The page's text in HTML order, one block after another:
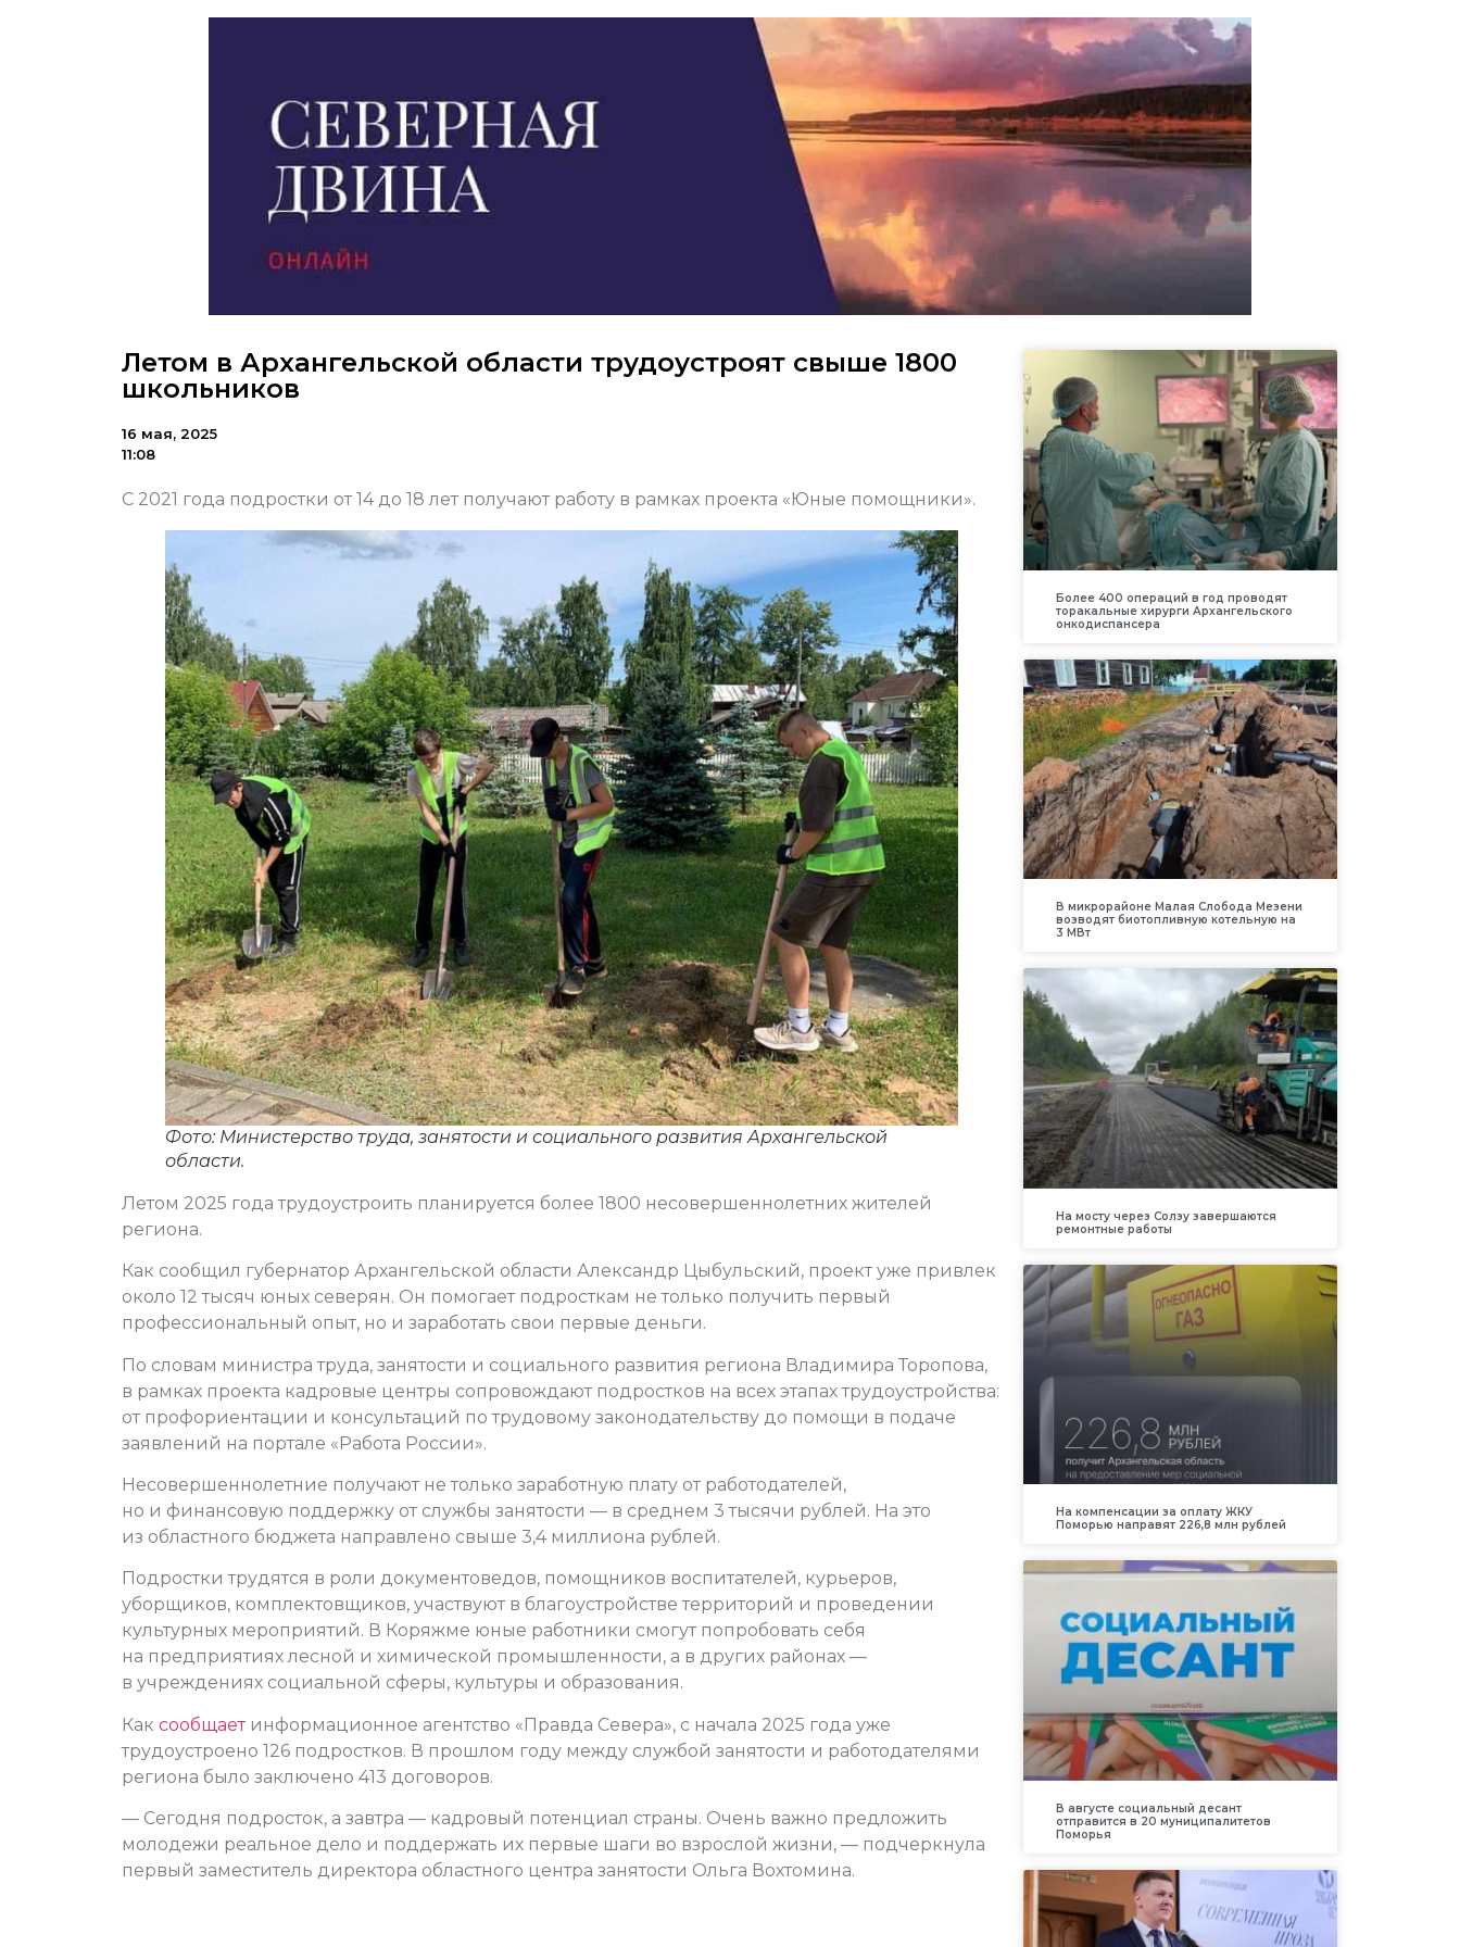
Летом в Архангельской области трудоустроят свыше 1800
школьников
16 мая, 2025
11:08
С 2021 года подростки от 14 до 18 лет получают работу в рамках проекта «Юные помощники».
Фото: Министерство труда, занятости и социального развития Архангельской
области.
Летом 2025 года трудоустроить планируется более 1800 несовершеннолетних жителей
региона.
Как сообщил губернатор Архангельской области Александр Цыбульский, проект уже привлек
около 12 тысяч юных северян. Он помогает подросткам не только получить первый
профессиональный опыт, но и заработать свои первые деньги.
По словам министра труда, занятости и социального развития региона Владимира Торопова,
в рамках проекта кадровые центры сопровождают подростков на всех этапах трудоустройства:
от профориентации и консультаций по трудовому законодательству до помощи в подаче
заявлений на портале «Работа России».
Несовершеннолетние получают не только заработную плату от работодателей,
но и финансовую поддержку от службы занятости — в среднем 3 тысячи рублей. На это
из областного бюджета направлено свыше 3,4 миллиона рублей.
Подростки трудятся в роли документоведов, помощников воспитателей, курьеров,
уборщиков, комплектовщиков, участвуют в благоустройстве территорий и проведении
культурных мероприятий. В Коряжме юные работники смогут попробовать себя
на предприятиях лесной и химической промышленности, а в других районах —
в учреждениях социальной сферы, культуры и образования.
Как сообщает информационное агентство «Правда Севера», с начала 2025 года уже
трудоустроено 126 подростков. В прошлом году между службой занятости и работодателями
региона было заключено 413 договоров.
— Сегодня подросток, а завтра — кадровый потенциал страны. Очень важно предложить
молодежи реальное дело и поддержать их первые шаги во взрослой жизни, — подчеркнула
первый заместитель директора областного центра занятости Ольга Вохтомина.
Более 400 операций в год проводят
торакальные хирурги Архангельского
онкодиспансера
В микрорайоне Малая Слобода Мезени
возводят биотопливную котельную на
3 МВт
На мосту через Солзу завершаются
ремонтные работы
На компенсации за оплату ЖКУ
Поморью направят 226,8 млн рублей
В августе социальный десант
отправится в 20 муниципалитетов
Поморья